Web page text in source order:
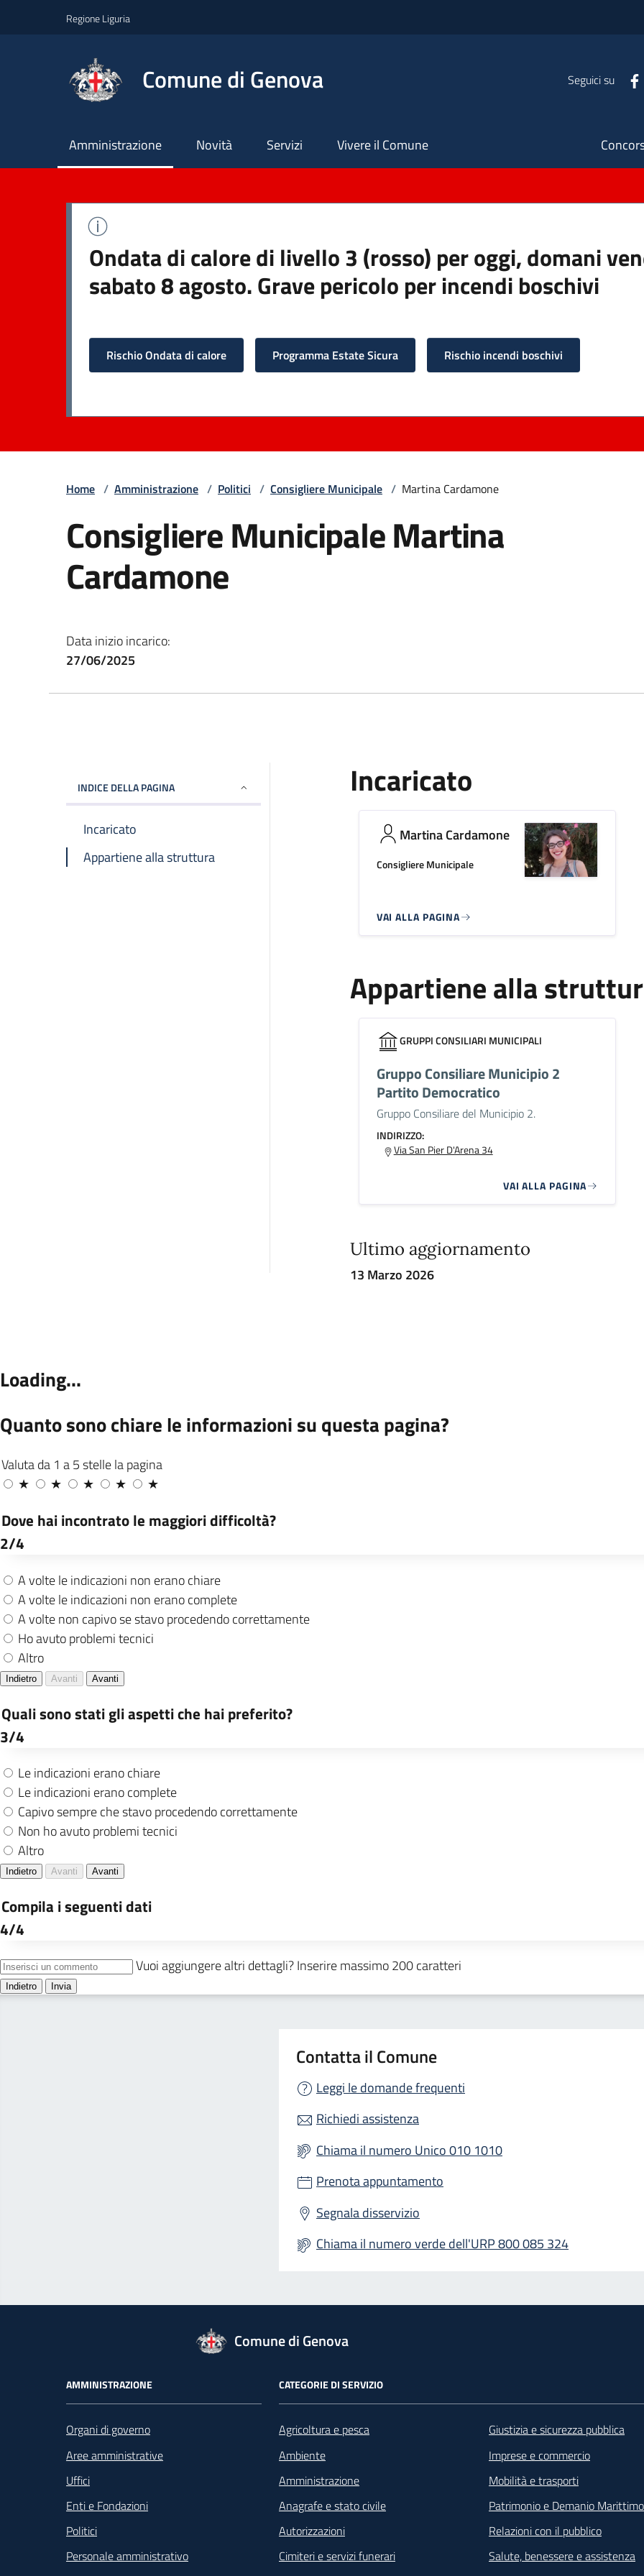
Regione Liguria
Comune di Genova Seguici su
Principale
Amministrazione Novità Servizi Vivere il Comune
Ondata di calore di livello 3 (rosso) per oggi, domani
sabato 8 agosto. Grave pericolo per incendi boschivi
Rischio Ondata di calore Programma Estate Sicura Rischio incendi boschivi
Home / Amministrazione / Politici / Consigliere Municipale / Martina Cardamone
Consigliere Municipale Martina
Cardamone
Data inizio incarico:
27/06/2025
INDICE DELLA PAGINA
Incaricato
Appartiene alla struttura
Incaricato
Martina Cardamone
Consigliere Municipale
VAI ALLA PAGINA
Appartiene alla
GRUPPI CONSILIARI MUNICIPALI
Gruppo Consiliare Municipio 2
Partito Democratico
Gruppo Consiliare del Municipio 2.
INDIRIZZO:
Via San Pier D'Arena 34
VAI ALLA PAGINA
Ultimo aggiornamento
13 Marzo 2026
Contatta il Comune
Leggi le domande frequenti
Richiedi assistenza
Chiama il numero Unico 010 1010
Prenota appuntamento
Segnala disservizio
Chiama il numero verde dell'URP 800 085 324
Comune di Genova
Footer - Navigazione
AMMINISTRAZIONE
Organi di governo
Aree amministrative
Uffici
Enti e Fondazioni
Politici
Personale amministrativo
CATEGORIE DI SERVIZIO
Agricoltura e pesca
Ambiente
Amministrazione
Anagrafe e stato civile
Autorizzazioni
Cimiteri e servizi funerari
Giustizia e sicurezza pubblica
Imprese e commercio
Mobilità e trasporti
Patrimonio e Demanio Marittimo
Relazioni con il pubblico
Salute, benessere e assistenza